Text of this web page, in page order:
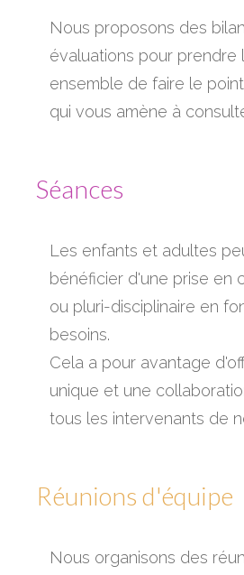
Nous proposons des
évaluations pour prendre
ensemble de faire le
qui vous amène à
Séances
Les enfants et adultes
bénéficier d'une prise en
ou pluri-disciplinaire en
besoins.
Cela a pour avantage
unique et une
tous les intervenants de
Réunions d'équipe
Nous organisons des